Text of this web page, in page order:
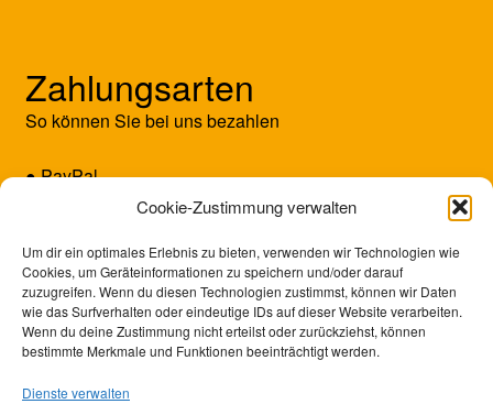
Cookie-Zustimmung verwalten
Um dir ein optimales Erlebnis zu bieten, verwenden wir Technologien wie
Cookies, um Geräteinformationen zu speichern und/oder darauf
zuzugreifen. Wenn du diesen Technologien zustimmst, können wir Daten
wie das Surfverhalten oder eindeutige IDs auf dieser Website verarbeiten.
Wenn du deine Zustimmung nicht erteilst oder zurückziehst, können
bestimmte Merkmale und Funktionen beeinträchtigt werden.
Dienste verwalten
Zahlungsarten
So können Sie bei uns bezahlen
● PayPal
● Kreditkarte (Mastercard/Visa)